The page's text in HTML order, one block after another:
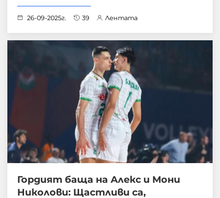
26-09-2025г. 39 Лентата
Гордият баща на Алекс и Мони
Николови: Щастливи са,